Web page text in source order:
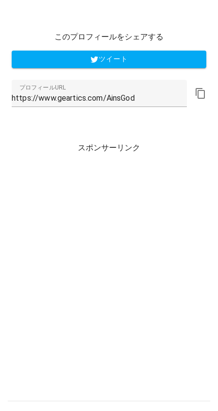
このプロフィールをシェアする
ツイート
プロフィールURL
スポンサーリンク